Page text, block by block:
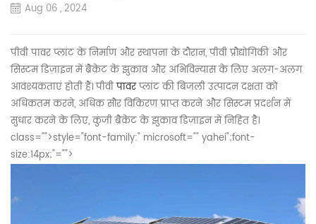
Aug 06 , 2024
पीवी पावर प्लांट के निर्माण और स्थापना के दौरान, पीवी प्रौद्योगिकी और
सिस्टम डिज़ाइन में ब्रैकेट के झुकाव और अभिविन्यास के लिए अलग-अलग
आवश्यकताएं होती हैं।पीवीपावरप्लांट की बिजली उत्पादन दक्षता को
अधिकतम करने, अधिक सौर विकिरण प्राप्त करने और सिस्टम प्रदर्शन में
सुधार करने के लिए, कुंजी ब्रैकेट के झुकाव डिजाइन में निहित है।
class="">style="font-family:" microsoft="" yahei";font-
size:14px;"="">